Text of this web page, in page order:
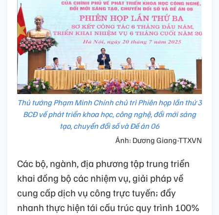
Thủ tướng Phạm Minh Chính chủ trì Phiên họp lần thứ 3
BCĐ về phát triển khoa học, công nghệ, đổi mới sáng
tạo, chuyển đổi số và Đề án 06
Ảnh: Dương Giang-TTXVN
Các bộ, ngành, địa phương tập trung triển
khai đồng bộ các nhiệm vụ, giải pháp về
cung cấp dịch vụ công trực tuyến; đẩy
nhanh thực hiện tái cấu trúc quy trình 100%